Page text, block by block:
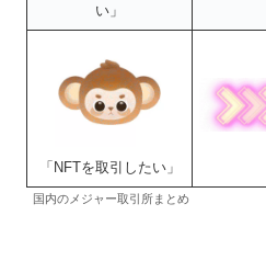
い」
「NFTを取引したい」
国内のメジャー取引所まとめ